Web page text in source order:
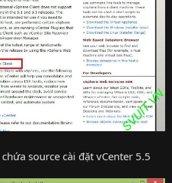
source cài đặt vCenter 5.5